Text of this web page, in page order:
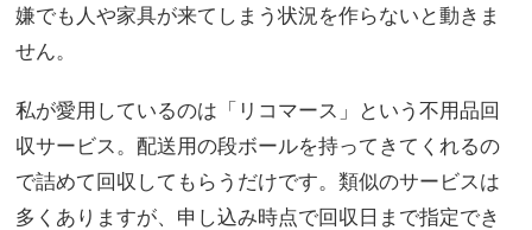
嫌でも人や家具が来てしまう状況を作らないと動きま
せん。
私が愛用しているのは「リコマース」という不用品回
収サービス。配送用の段ボールを持ってきてくれるの
で詰めて回収してもらうだけです。類似のサービスは
多くありますが、申し込み時点で回収日まで指定でき